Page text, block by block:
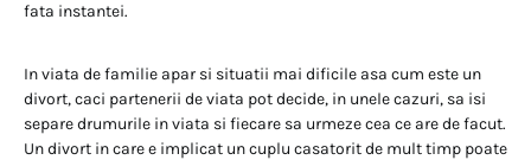
fata instantei.
In viata de familie apar si situatii mai dificile asa cum este un
divort, caci partenerii de viata pot decide, in unele cazuri, sa isi
separe drumurile in viata si fiecare sa urmeze cea ce are de facut.
Un divort in care e implicat un cuplu casatorit de mult timp poate